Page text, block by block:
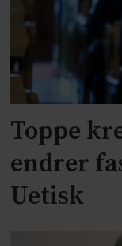
Toppe
endrer
Uetisk